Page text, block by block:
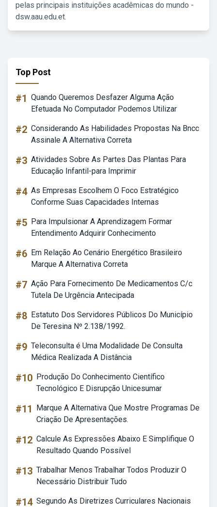
pelas principais instituições acadêmicas do mundo -
dsw.aau.edu.et.
Top Post
#1 Quando Queremos Desfazer Alguma Ação
Efetuada No Computador Podemos Utilizar
#2 Considerando As Habilidades Propostas Na Bncc
Assinale A Alternativa Correta
#3 Atividades Sobre As Partes Das Plantas Para
Educação Infantil-para Imprimir
#4 As Empresas Escolhem O Foco Estratégico
Conforme Suas Capacidades Internas
#5 Para Impulsionar A Aprendizagem Formar
Entendimento Adquirir Conhecimento
#6 Em Relação Ao Cenário Energético Brasileiro
Marque A Alternativa Correta
#7 Ação Para Fornecimento De Medicamentos C/c
Tutela De Urgência Antecipada
#8 Estatuto Dos Servidores Públicos Do Município
De Teresina Nº 2.138/1992.
#9 Teleconsulta é Uma Modalidade De Consulta
Médica Realizada A Distância
#10 Produção Do Conhecimento Científico
Tecnológico E Disrupção Unicesumar
#11
Marque A Alternativa Que Mostre Programas De
Criação De Apresentações.
#12 Calcule As Expressões Abaixo E Simplifique O
Resultado Quando Possível
#13 Trabalhar Menos Trabalhar Todos Produzir O
Necessário Distribuir Tudo
#14 Segundo As Diretrizes Curriculares Nacionais